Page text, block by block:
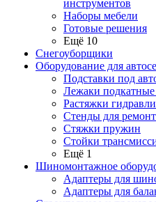
инструментов
Наборы мебели
Готовые решения
Ещё 10
Снегоуборщики
Оборудование для
Подставки под
Лежаки
Растяжки
Стенды для
Стяжки пружин
Стойки
Ещё 1
Шиномонтажное
Адаптеры для
Адаптеры для